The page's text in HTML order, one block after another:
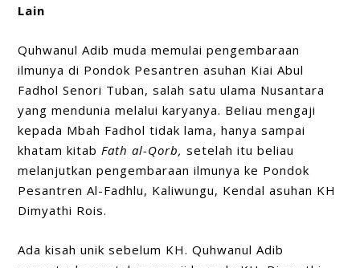
Lain
Quhwanul Adib muda memulai pengembaraan
ilmunya di Pondok Pesantren asuhan Kiai Abul
Fadhol Senori Tuban, salah satu ulama Nusantara
yang mendunia melalui karyanya. Beliau mengaji
kepada Mbah Fadhol tidak lama, hanya sampai
khatam kitabFath al-Qorb, setelah itu beliau
melanjutkan pengembaraan ilmunya ke Pondok
Pesantren Al-Fadhlu, Kaliwungu, Kendal asuhan KH
Dimyathi Rois.
Ada kisah unik sebelum KH. Quhwanul Adib